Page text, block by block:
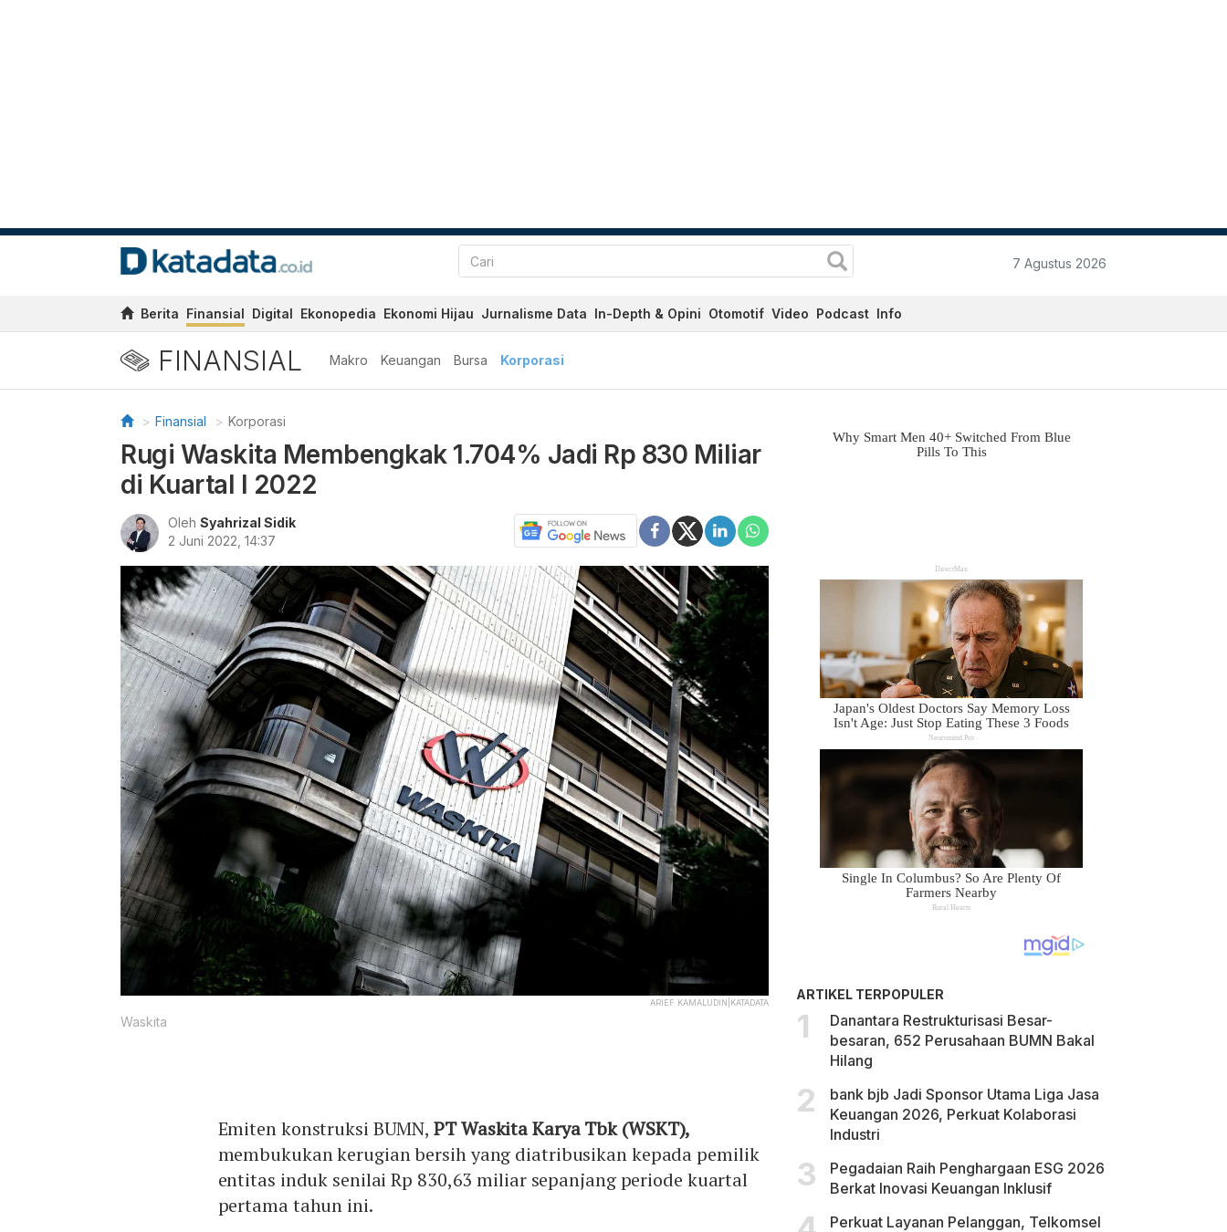
7 Agustus 2026
Berita Finansial Digital Ekonopedia Ekonomi Hijau Jurnalisme Data In-Depth & Opini Otomotif Video Podcast Info
FINANSIAL Makro Keuangan Bursa Korporasi
Finansial Korporasi
Rugi Waskita Membengkak 1.704% Jadi Rp 830 Miliar
di Kuartal I 2022
Oleh Syahrizal Sidik
2 Juni 2022, 14:37
ARIEF KAMALUDIN|KATADATA
Waskita
Emiten konstruksi BUMN,PT Waskita Karya Tbk (WSKT),
membukukan kerugian bersih yang diatribusikan kepada pemilik
entitas induk senilai Rp 830,63 miliar sepanjang periode kuartal
pertama tahun ini.
ARTIKEL TERPOPULER
Danantara Restrukturisasi Besar-
besaran, 652 Perusahaan BUMN Bakal
Hilang
bank bjb Jadi Sponsor Utama Liga Jasa
Keuangan 2026, Perkuat Kolaborasi
Industri
Pegadaian Raih Penghargaan ESG 2026
Berkat Inovasi Keuangan Inklusif
Perkuat Layanan Pelanggan, Telkomsel